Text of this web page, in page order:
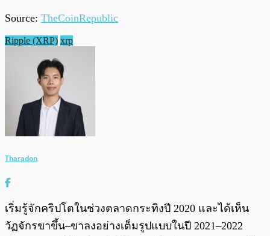
Source: TheCoinRepublic
Ripple (XRP) xrp
Tharadon
เริ่มรู้จักคริปโตในช่วงตลาดกระทิงปี 2020 และได้เห็น
วัฏจักรขาขึ้น–ขาลงอย่างเต็มรูปแบบในปี 2021–2022